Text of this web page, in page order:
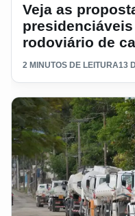
Veja as
rodoviário de
2 MINUTOS DE LEITURA13